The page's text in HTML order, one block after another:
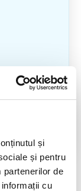
și
și pentru
partenerilor de
cu